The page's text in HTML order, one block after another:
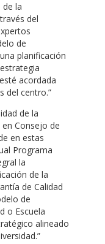
la
del
de
planificación
acordada
del centro.”
de la
Consejo de
en estas
Programa
la
de la
de Calidad
de
o Escuela
alineado